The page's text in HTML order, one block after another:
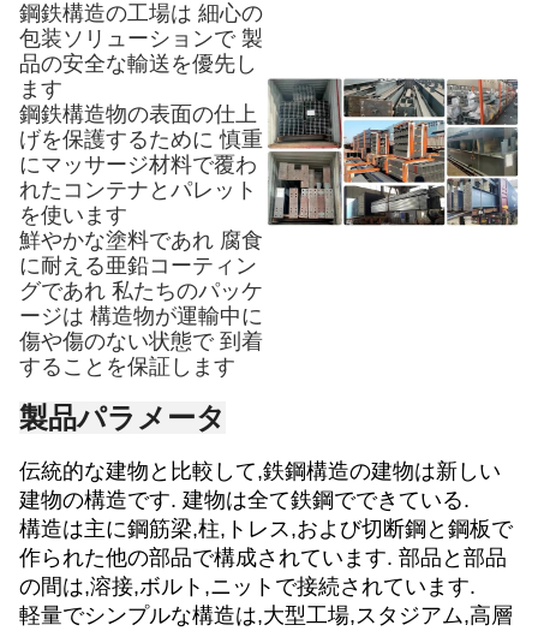
鋼鉄構造の工場は 細心の
包装ソリューションで 製
品の安全な輸送を優先し
ます
鋼鉄構造物の表面の仕上
げを保護するために 慎重
にマッサージ材料で覆わ
れたコンテナとパレット
を使います
鮮やかな塗料であれ 腐食
に耐える亜鉛コーティン
グであれ 私たちのパッケ
ージは 構造物が運輸中に
傷や傷のない状態で 到着
することを保証します
製品パラメータ
伝統的な建物と比較して,鉄鋼構造の建物は新しい
建物の構造です. 建物は全て鉄鋼でできている.
構造は主に鋼筋梁,柱,トレス,および切断鋼と鋼板で
作られた他の部品で構成されています. 部品と部品
の間は,溶接,ボルト,ニットで接続されています.
軽量でシンプルな構造は,大型工場,スタジアム,高層